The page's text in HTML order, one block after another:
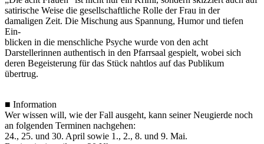
satirische Weise die gesellschaftliche Rolle der Frau in der
damaligen Zeit. Die Mischung aus Spannung, Humor und tiefen
Ein-
blicken in die menschliche Psyche wurde von den acht
Darstellerinnen authentisch in den Pfarrsaal gespielt, wobei sich
deren Begeisterung für das Stück nahtlos auf das Publikum
übertrug.
■ Information
Wer wissen will, wie der Fall ausgeht, kann seiner Neugierde noch
an folgenden Terminen nachgehen:
24., 25. und 30. April sowie 1., 2., 8. und 9. Mai.